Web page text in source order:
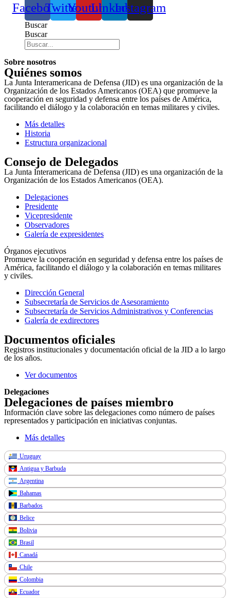
FacebookTwitterYoutubeLinkedinInstagram
Buscar
Buscar
Sobre nosotros
Quiénes somos
La Junta Interamericana de Defensa (JID) es una organización de la
Organización de los Estados Americanos (OEA) que promueve la
cooperación en seguridad y defensa entre los países de América,
facilitando el diálogo y la colaboración en temas militares y civiles.
Más detalles
Historia
Estructura organizacional
Consejo de Delegados
La Junta Interamericana de Defensa (JID) es una organización de la
Organización de los Estados Americanos (OEA).
Delegaciones
Presidente
Vicepresidente
Observadores
Galería de expresidentes
Órganos ejecutivos
Promueve la cooperación en seguridad y defensa entre los países de
América, facilitando el diálogo y la colaboración en temas militares
y civiles.
Dirección General
Subsecretaría de Servicios de Asesoramiento
Subsecretaría de Servicios Administrativos y Conferencias
Galería de exdirectores
Documentos oficiales
Registros institucionales y documentación oficial de la JID a lo largo
de los años.
Ver documentos
Delegaciones
Delegaciones de países miembro
Información clave sobre las delegaciones como número de países
representados y participación en iniciativas conjuntas.
Más detalles
Uruguay
Antigua y Barbuda
Argentina
Bahamas
Barbados
Belice
Bolivia
Brasil
Canadá
Chile
Colombia
Ecuador